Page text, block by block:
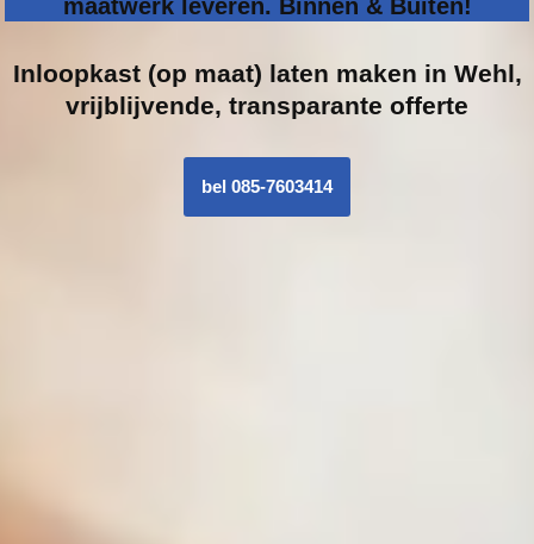
maatwerk leveren. Binnen & Buiten!
Inloopkast (op maat) laten maken in Wehl,
vrijblijvende, transparante offerte
bel 085-7603414